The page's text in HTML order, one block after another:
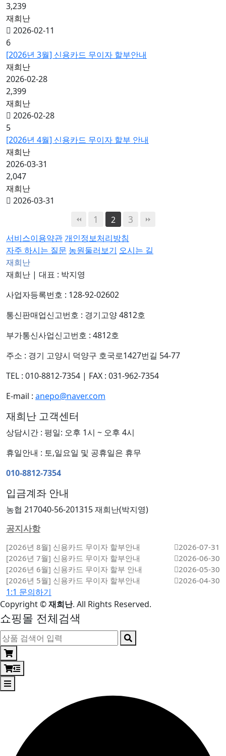
3,239
재희난
2026-02-11
6
[2026년 3월] 신용카드 무이자 할부안내
재희난
2026-02-28
2,399
재희난
2026-02-28
5
[2026년 4월] 신용카드 무이자 할부 안내
재희난
2026-03-31
2,047
재희난
2026-03-31
1 2 3
서비스이용약관 개인정보처리방침
자주 하시는 질문 농원둘러보기 오시는 길
재희난
재희난 | 대표 : 박지영
사업자등록번호 : 128-92-02602
통신판매업신고번호 : 경기고양 4812호
부가통신사업신고번호 : 4812호
주소 : 경기 고양시 덕양구 호국로1427번길 54-77
TEL : 010-8812-7354 | FAX : 031-962-7354
E-mail : anepo@naver.com
재희난 고객센터
상담시간 : 평일: 오후 1시 ~ 오후 4시
휴일안내 : 토,일요일 및 공휴일은 휴무
010-8812-7354
입금계좌 안내
농협 217040-56-201315 재희난(박지영)
공지사항
[2026년 8월] 신용카드 무이자 할부안내
2026-07-31
[2026년 7월] 신용카드 무이자 할부안내
2026-06-30
[2026년 6월] 신용카드 무이자 할부 안내
2026-05-30
[2026년 5월] 신용카드 무이자 할부안내
2026-04-30
1:1 문의하기
Copyright©재희난. All Rights Reserved.
쇼핑몰 전체검색